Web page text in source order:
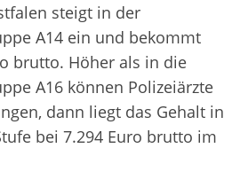
steigt in der
A14 ein und bekommt
brutto. Höher als in die
A16 können Polizeiärzte
dann liegt das Gehalt in
bei 7.294 Euro brutto im